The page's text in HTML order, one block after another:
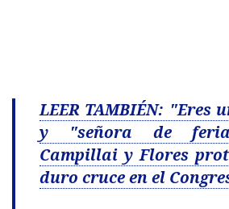
LEER TAMBIÉN: "Eres
y "señora de
Campillai y Flores
duro cruce en el